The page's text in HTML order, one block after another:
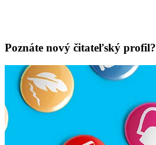
Poznáte nový čitateľský profil?